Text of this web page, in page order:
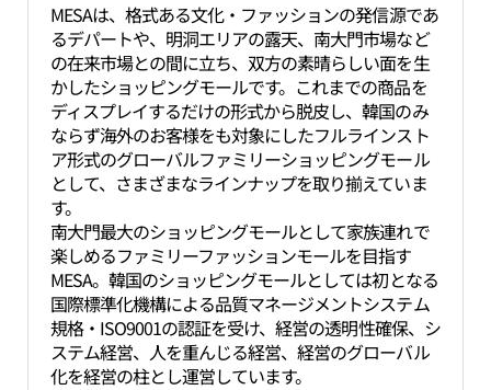
MESAは、格式ある文化・ファッションの発信源であ
るデパートや、明洞エリアの露天、南大門市場など
の在来市場との間に立ち、双方の素晴らしい面を生
かしたショッピングモールです。これまでの商品を
ディスプレイするだけの形式から脱皮し、韓国のみ
ならず海外のお客様をも対象にしたフルラインスト
ア形式のグローバルファミリーショッピングモール
として、さまざまなラインナップを取り揃えていま
す。
南大門最大のショッピングモールとして家族連れで
楽しめるファミリーファッションモールを目指す
MESA。韓国のショッピングモールとしては初となる
国際標準化機構による品質マネージメントシステム
規格・ISO9001の認証を受け、経営の透明性確保、シ
ステム経営、人を重んじる経営、経営のグローバル
化を経営の柱とし運営しています。